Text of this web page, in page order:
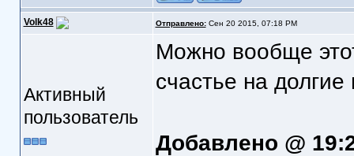
Volk48 Отправлено:Сен 20 2015, 07:18 PM
Активный
пользователь
Можно вообще
счастье на
Добавлено @